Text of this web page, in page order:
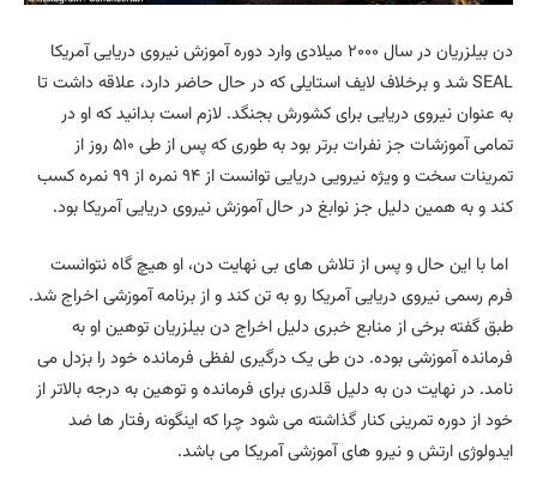
دن بیلزریان در سال ۲۰۰۰ میلادی وارد دوره آموزش نیروی دریایی آمریکا
SEAL شد و برخلاف لایف استایلی که در حال حاضر دارد، علاقه داشت تا
به عنوان نیروی دریایی برای کشورش بجنگد. لازم است بدانید که او در
تمامی آموزشات جز نفرات برتر بود به طوری که پس از طی ۵۱۰ روز از
تمرینات سخت و ویژه نیرویی دریایی توانست از ۹۴ نمره از ۹۹ نمره کسب
کند و به همین دلیل جز نوابغ در حال آموزش نیروی دریایی آمریکا بود.
اما با این حال و پس از تلاش های بی نهایت دن، او هیچ گاه نتوانست
فرم رسمی نیروی دریایی آمریکا رو به تن کند و از برنامه آموزشی اخراج شد.
طبق گفته برخی از منابع خبری دلیل اخراج دن بیلزریان توهین او به
فرمانده آموزشی بوده. دن طی یک درگیری لفظی فرمانده خود را بزدل می
نامد. در نهایت دن به دلیل قلدری برای فرمانده و توهین به درجه بالاتر از
خود از دوره تمرینی کنار گذاشته می شود چرا که اینگونه رفتار ها ضد
ایدولوژی ارتش و نیرو های آموزشی آمریکا می باشد.